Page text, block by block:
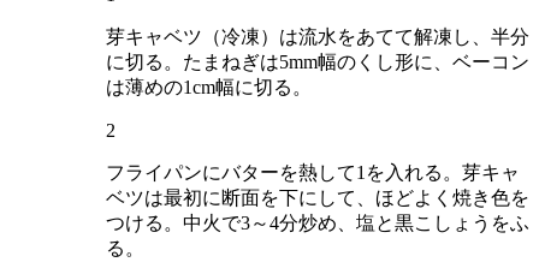
芽キャベツ（冷凍）は流水をあてて解凍し、半分
に切る。たまねぎは5mm幅のくし形に、ベーコン
は薄めの1cm幅に切る。
2
フライパンにバターを熱して1を入れる。芽キャ
ベツは最初に断面を下にして、ほどよく焼き色を
つける。中火で3～4分炒め、塩と黒こしょうをふ
る。